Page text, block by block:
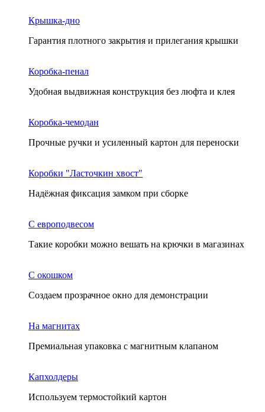
Крышка-дно
Гарантия плотного закрытия и прилегания крышки
Коробка-пенал
Удобная выдвижная конструкция без люфта и клея
Коробка-чемодан
Прочные ручки и усиленный картон для переноски
Коробки "Ласточкин хвост"
Надёжная фиксация замком при сборке
С европодвесом
Такие коробки можно вешать на крючки в магазинах
С окошком
Создаем прозрачное окно для демонстрации
На магнитах
Премиальная упаковка с магнитным клапаном
Капхолдеры
Используем термостойкий картон